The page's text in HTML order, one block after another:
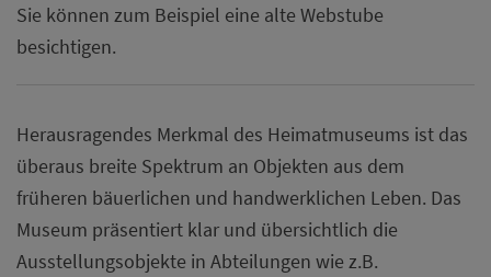
Sie können zum Beispiel eine alte Webstube
besichtigen.
Herausragendes Merkmal des Heimatmuseums ist das
überaus breite Spektrum an Objekten aus dem
früheren bäuerlichen und handwerklichen Leben. Das
Museum präsentiert klar und übersichtlich die
Ausstellungsobjekte in Abteilungen wie z.B.